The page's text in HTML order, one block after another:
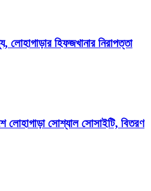
হিফজখানার নিরাপত্তা
লোহাগাড়া সোশ্যাল সোসাইটি, বিতরণ